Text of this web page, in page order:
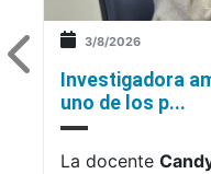
3/8/2026
Investigadora
uno de los p...
La docente